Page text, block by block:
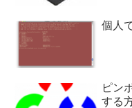
個人
ピン
する